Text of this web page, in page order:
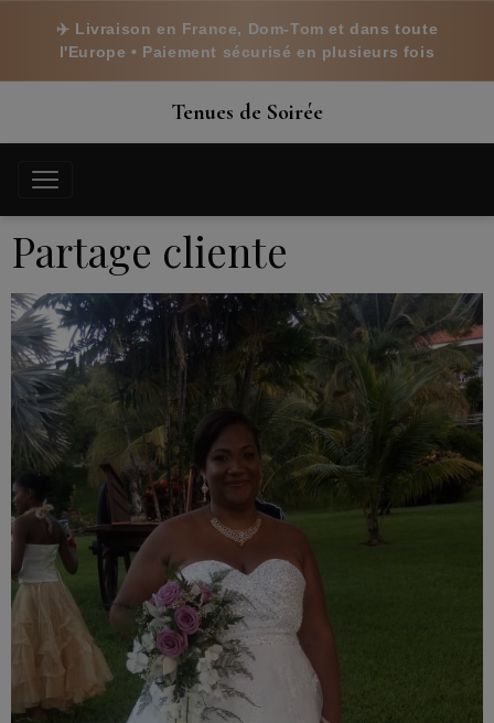
✈️ Livraison en France, Dom-Tom et dans toute
l'Europe • Paiement sécurisé en plusieurs fois
Tenues de Soirée
Partage cliente